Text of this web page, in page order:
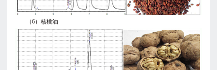
（6）核桃油